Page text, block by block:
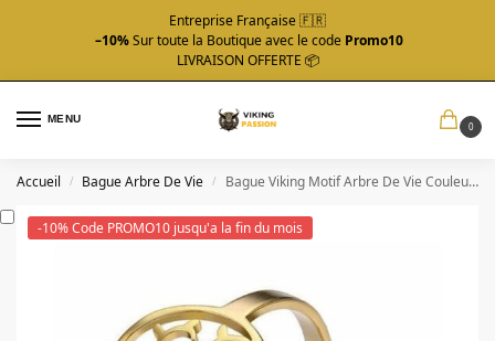
Entreprise Française 🇫🇷
–10%Sur toute la Boutique avec le code Promo10
LIVRAISON OFFERTE 📦
MENU
0
Accueil / Bague Arbre De Vie / Bague Viking Motif Arbre De Vie Couleur Or
-10% Code PROMO10 jusqu'a la fin du mois